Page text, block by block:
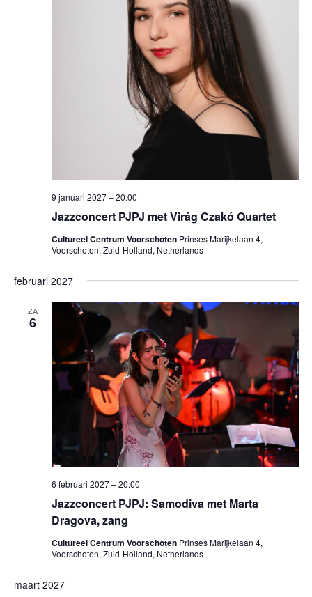
Jazzconcert PJPJ met Virág Czakó Quartet
9 januari 2027 – 20:00
Cultureel Centrum Voorschoten Prinses Marijkelaan 4,
Voorschoten, Zuid-Holland, Netherlands
februari 2027
ZA
6
Jazzconcert PJPJ: Samodiva met Marta
Dragova, zang
6 februari 2027 – 20:00
Cultureel Centrum Voorschoten Prinses Marijkelaan 4,
Voorschoten, Zuid-Holland, Netherlands
maart 2027